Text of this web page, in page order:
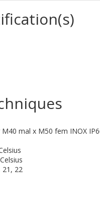
mal x M50 fem INOX
21, 22